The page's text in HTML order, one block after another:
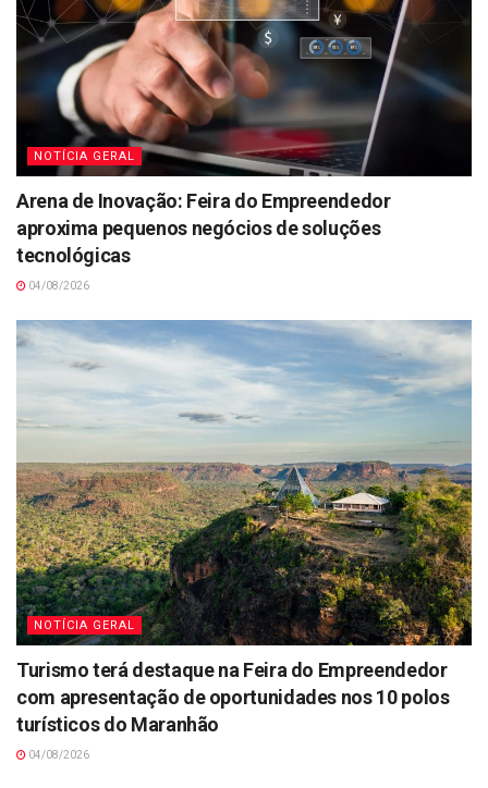
NOTÍCIA GERAL
Arena de Inovação: Feira do Empreendedor
aproxima pequenos negócios de soluções
tecnológicas
04/08/2026
NOTÍCIA GERAL
Turismo terá destaque na Feira do Empreendedor
com apresentação de oportunidades nos 10 polos
turísticos do Maranhão
04/08/2026